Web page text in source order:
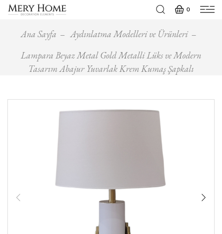
0
Ana Sayfa
Aydınlatma Modelleri ve Ürünleri
Lampara Beyaz Metal Gold Metalli Lüks ve Modern
Tasarım Abajur Yuvarlak Krem Kumaş Şapkalı